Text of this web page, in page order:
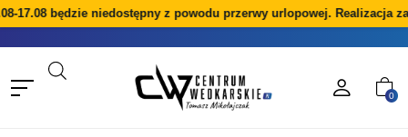
17.08 będzie niedostępny z powodu przerwy urlopowej. Realizacja
0